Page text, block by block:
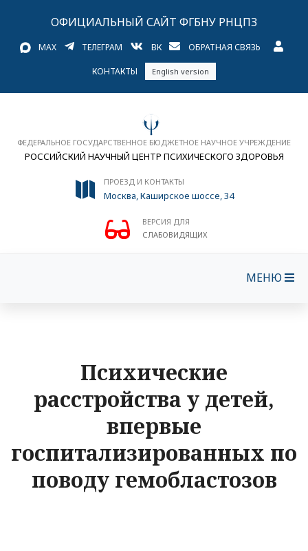
ОФИЦИАЛЬНЫЙ САЙТ ФГБНУ РНЦПЗ
MAX ТЕЛЕГРАМ ВК ОБРАТНАЯ СВЯЗЬ
КОНТАКТЫ English version
ФЕДЕРАЛЬНОЕ ГОСУДАРСТВЕННОЕ БЮДЖЕТНОЕ НАУЧНОЕ УЧРЕЖДЕНИЕ
РОССИЙСКИЙ НАУЧНЫЙ ЦЕНТР ПСИХИЧЕСКОГО ЗДОРОВЬЯ
ПРОЕЗД И КОНТАКТЫ
Москва, Каширское шоссе, 34
ВЕРСИЯ ДЛЯ
СЛАБОВИДЯЩИХ
МЕНЮ
Психические
расстройства у детей,
впервые
госпитализированных по
поводу гемобластозов